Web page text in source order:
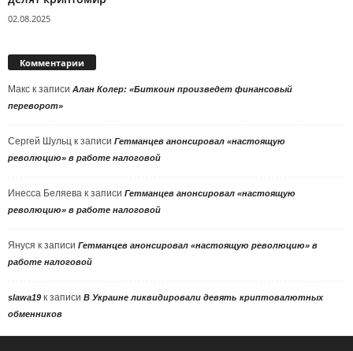
02.08.2025
Комментарии
Макс к записи Алан Колер: «Биткоин произведет финансовый
переворот»
Сергей Шульц к записи Гетманцев анонсировал «настоящую
революцию» в работе налоговой
Инесса Беляева к записи Гетманцев анонсировал «настоящую
революцию» в работе налоговой
Януся к записи Гетманцев анонсировал «настоящую революцию» в
работе налоговой
slawa19 к записи В Украине ликвидировали девять криптовалютных
обменников